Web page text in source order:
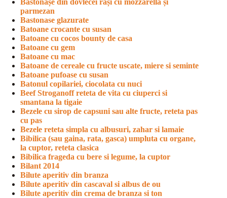
Bastonașe din dovlecei rași cu mozzarella și
parmezan
Bastonase glazurate
Batoane crocante cu susan
Batoane cu cocos bounty de casa
Batoane cu gem
Batoane cu mac
Batoane de cereale cu fructe uscate, miere si seminte
Batoane pufoase cu susan
Batonul copilariei, ciocolata cu nuci
Beef Stroganoff reteta de vita cu ciuperci si
smantana la tigaie
Bezele cu sirop de capsuni sau alte fructe, reteta pas
cu pas
Bezele reteta simpla cu albusuri, zahar si lamaie
Bibilica (sau gaina, rata, gasca) umpluta cu organe,
la cuptor, reteta clasica
Bibilica frageda cu bere si legume, la cuptor
Bilant 2014
Bilute aperitiv din branza
Bilute aperitiv din cascaval si albus de ou
Bilute aperitiv din crema de branza si ton